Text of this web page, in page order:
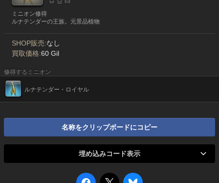
ミニオン修得
ルナテンダーの王族。元景品植物
SHOP販売:なし
買取価格:60 Gil
修得するミニオン
ルナテンダー・ロイヤル
名称をクリップボードにコピー
埋め込みコード表示